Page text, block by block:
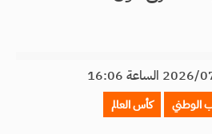
الوطني كأس العالم